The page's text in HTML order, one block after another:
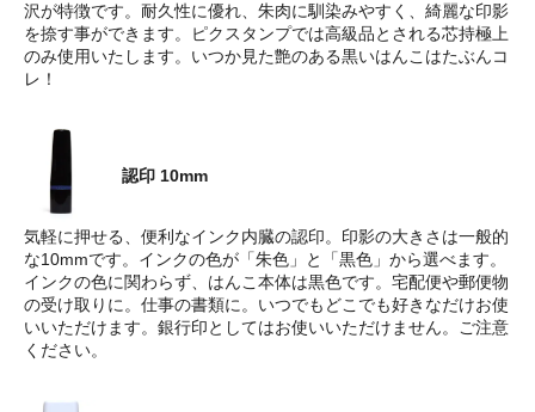
沢が特徴です。耐久性に優れ、朱肉に馴染みやすく、綺麗な印影
を捺す事ができます。ピクスタンプでは高級品とされる芯持極上
のみ使用いたします。いつか見た艶のある黒いはんこはたぶんコ
レ！
認印 10mm
気軽に押せる、便利なインク内臓の認印。印影の大きさは一般的
な10mmです。インクの色が「朱色」と「黒色」から選べます。
インクの色に関わらず、はんこ本体は黒色です。宅配便や郵便物
の受け取りに。仕事の書類に。いつでもどこでも好きなだけお使
いいただけます。銀行印としてはお使いいただけません。ご注意
ください。